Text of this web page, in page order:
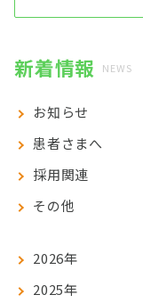
新着情報 NEWS
お知らせ
患者さまへ
採用関連
その他
2026年
2025年